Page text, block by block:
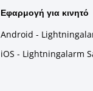
Εφαρμογή για κινητό
Android -
iOS - Lightningalarm